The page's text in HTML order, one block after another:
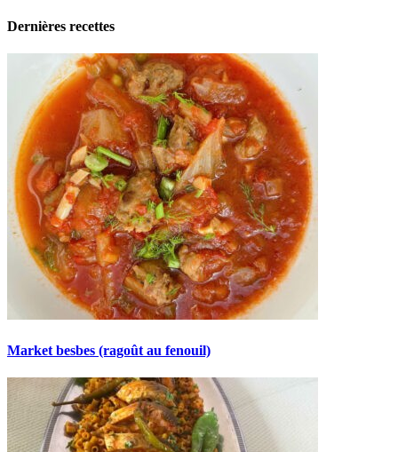
Dernières recettes
Market besbes (ragoût au fenouil)